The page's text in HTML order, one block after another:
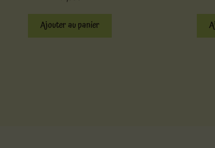
Ajouter au panier